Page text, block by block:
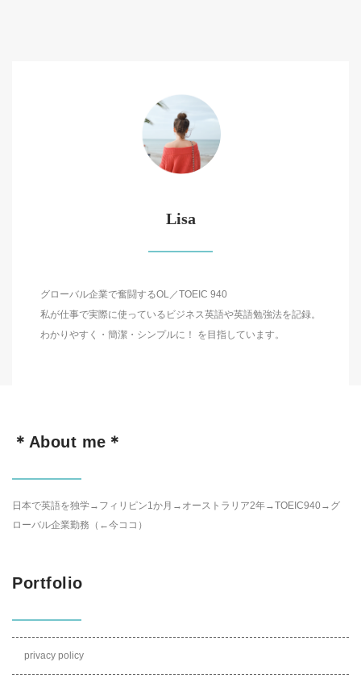
Lisa
グローバル企業で奮闘するOL／TOEIC 940
私が仕事で実際に使っているビジネス英語や英語勉強法を記録。
わかりやすく・簡潔・シンプルに！ を目指しています。
＊About me＊
日本で英語を独学→フィリピン1か月→オーストラリア2年→TOEIC940→グ
ローバル企業勤務（←今ココ）
Portfolio
privacy policy